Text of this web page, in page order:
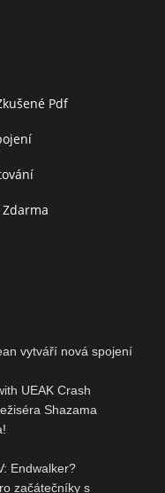
Pdf
vytváří nová spojení
UEAK Crash
Shazama
Endwalker?
začátečníky s